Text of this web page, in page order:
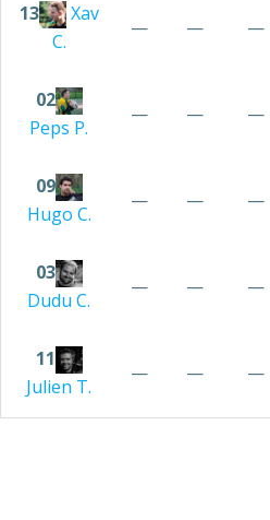
13
Xav
C.
— — —
02
Peps P.
— — —
09
Hugo C.
— — —
03
Dudu C.
— — —
11
Julien T.
— — —